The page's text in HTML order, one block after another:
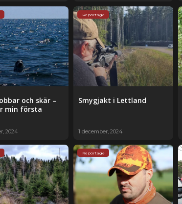
och skär –
min första
2024
Reportage
Smygjakt i Lettland
1 december, 2024
Reportage